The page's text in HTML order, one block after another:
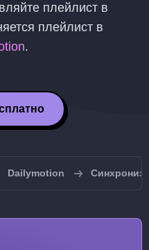
плейлист в
плейлист в
.
Dailymotion